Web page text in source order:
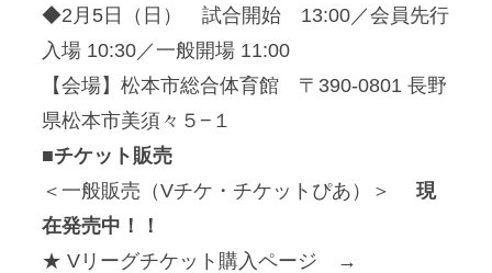
◆2月5日（日） 試合開始 13:00／会員先行
入場 10:30／一般開場 11:00
【会場】松本市総合体育館 〒390-0801 長野
県松本市美須々５−１
■チケット販売
＜一般販売（Vチケ・チケットぴあ）＞ 現
在発売中！！
★ Vリーグチケット購入ページ →